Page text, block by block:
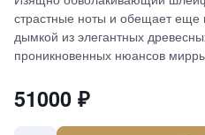
страстные ноты и обещает еще
дымкой из элегантных
проникновенных нюансов
51000 ₽